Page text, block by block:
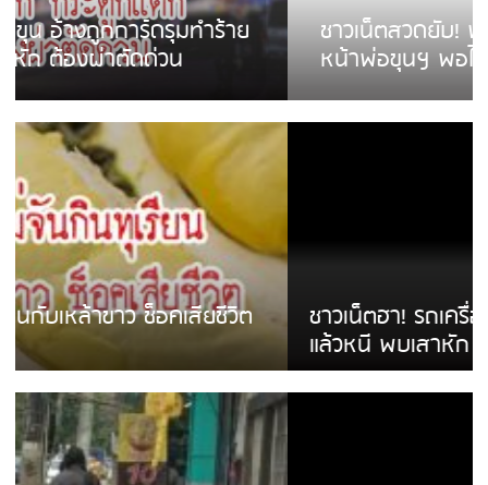
ชาวเน็ตสวดยับ! พบพม่าเร่ขายพวงมาลัย
หน้าพ่อขุนฯ พอไม่ซื้อเดินตาม
ชาวเน็ตฮา! รถเครื่องแม่สายชนป้ายร้านโลงศพ
แล้วหนี พบเสาหัก เบรคหัก หวิดได้ใช้บริการ